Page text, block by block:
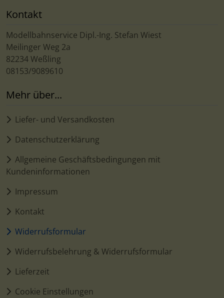
Kontakt
Modellbahnservice Dipl.-Ing. Stefan Wiest
Meilinger Weg 2a
82234 Weßling
08153/9089610
Mehr über...
Liefer- und Versandkosten
Datenschutzerklärung
Allgemeine Geschäftsbedingungen mit
Kundeninformationen
Impressum
Kontakt
Widerrufsformular
Widerrufsbelehrung & Widerrufsformular
Lieferzeit
Cookie Einstellungen